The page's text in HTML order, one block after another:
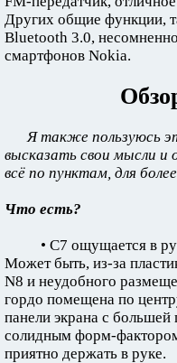
Других общие функции,
Bluetooth 3.0,
смартфонов Nokia.
Я также пользуюсь
высказать свои мысли
всё по пунктам, для
Что есть?
• C7 ощущается в
Может быть, из-за
N8 и неудобного
гордо помещена по
панели экрана с
солидным форм-
приятно держать в руке.